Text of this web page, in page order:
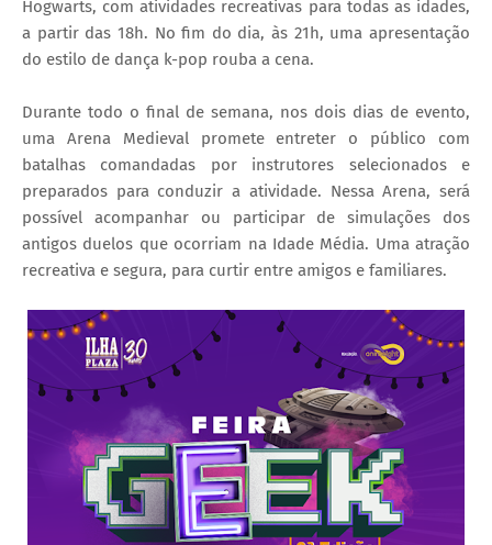
Hogwarts, com atividades recreativas para todas as idades,
a partir das 18h. No fim do dia, às 21h, uma apresentação
do estilo de dança k-pop rouba a cena.
Durante todo o final de semana, nos dois dias de evento,
uma Arena Medieval promete entreter o público com
batalhas comandadas por instrutores selecionados e
preparados para conduzir a atividade. Nessa Arena, será
possível acompanhar ou participar de simulações dos
antigos duelos que ocorriam na Idade Média. Uma atração
recreativa e segura, para curtir entre amigos e familiares.